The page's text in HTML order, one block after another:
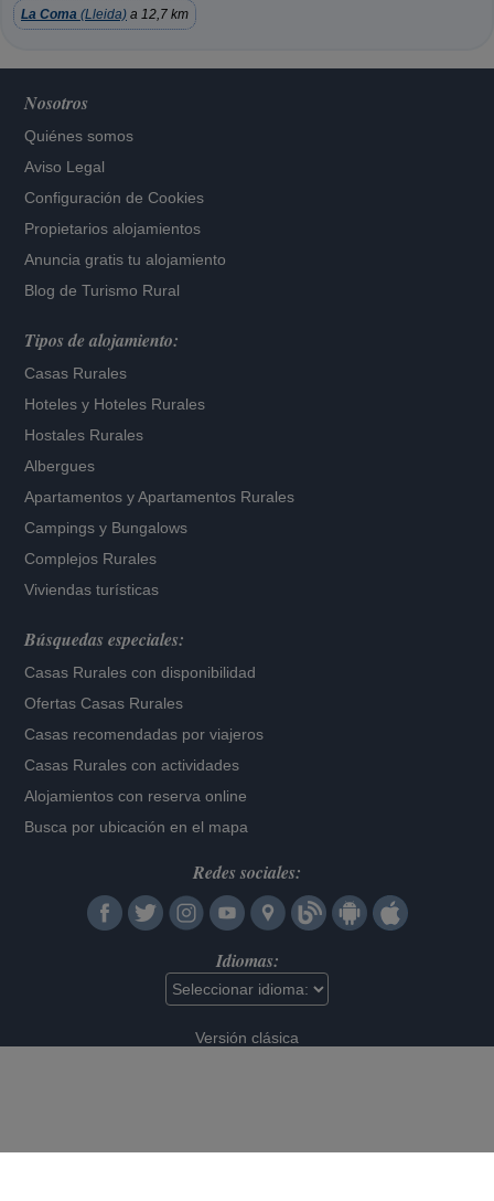
La Coma (Lleida) a 12,7 km
Nosotros
Quiénes somos
Aviso Legal
Configuración de Cookies
Propietarios alojamientos
Anuncia gratis tu alojamiento
Blog de Turismo Rural
Tipos de alojamiento:
Casas Rurales
Hoteles y Hoteles Rurales
Hostales Rurales
Albergues
Apartamentos yApartamentos Rurales
Campings y Bungalows
Complejos Rurales
Viviendas turísticas
Búsquedas especiales:
Casas Rurales con disponibilidad
Ofertas Casas Rurales
Casas recomendadas por viajeros
Casas Rurales con actividades
Alojamientos con reserva online
Busca por ubicación en el mapa
Redes sociales:
Idiomas:
Versión clásica